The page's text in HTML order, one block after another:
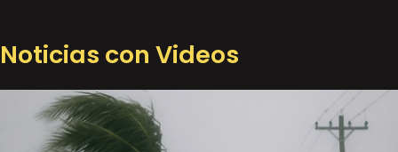
Noticias con Videos